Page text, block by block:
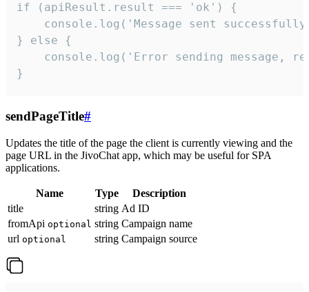
if (apiResult.result === 'ok') {
console.log('Message sent
} else {
console.log('Error sending message,
}
sendPageTitle#
Updates the title of the page the client is currently viewing and the
page URL in the JivoChat app, which may be useful for SPA
applications.
Name Type
Description
title
string Ad ID
fromApi optional string Campaign name
url optional string Campaign source